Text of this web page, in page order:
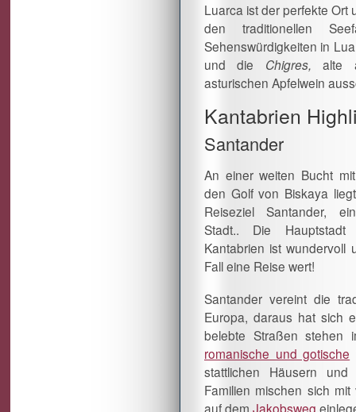
Luarca ist der perfekte
den traditionellen
Sehenswürdigkeiten in
und die Chigres,alte
asturischen Apfelwein
Kantabrien
Santander
An einer weiten Bucht
den Golf von Biskaya
Reiseziel Santander,
Stadt.. Die
Kantabrien ist wundervoll
Fall eine Reise wert!
Santander vereint die
Europa, daraus hat sich
belebte Straßen stehen
romanische und gotische
stattlichen Häusern
Familien mischen sich
auf dem Jakobsweg